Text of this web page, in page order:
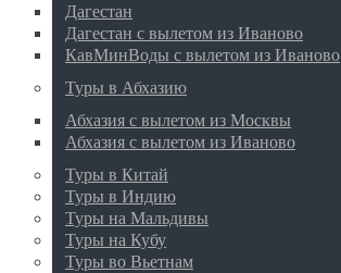
Дагестан
Дагестан с вылетом из Иваново
КавМинВоды с вылетом из Иваново
Туры в Абхазию
Абхазия с вылетом из Москвы
Абхазия с вылетом из Иваново
Туры в Китай
Туры в Индию
Туры на Мальдивы
Туры на Кубу
Туры во Вьетнам